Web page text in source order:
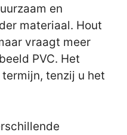
en
materiaal. Hout
vraagt meer
PVC. Het
tenzij u het